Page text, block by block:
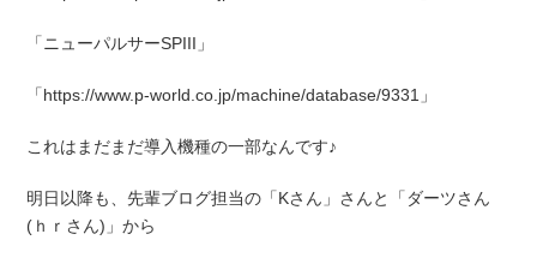
「ニューパルサーSPIII」
「https://www.p-world.co.jp/machine/database/9331」
これはまだまだ導入機種の一部なんです♪
明日以降も、先輩ブログ担当の「Kさん」さんと「ダーツさん
(ｈｒさん)」から